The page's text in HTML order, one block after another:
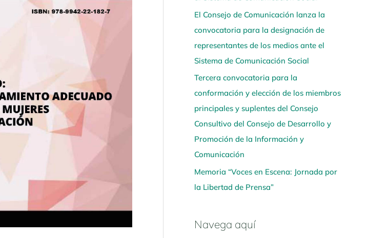
El Consejo de Comunicación lanza la
convocatoria para la designación de
representantes de los medios ante el
Sistema de Comunicación Social
Tercera convocatoria para la
conformación y elección de los miembros
principales y suplentes del Consejo
Consultivo del Consejo de Desarrollo y
Promoción de la Información y
Comunicación
Memoria “Voces en Escena: Jornada por
la Libertad de Prensa”
Navega aquí